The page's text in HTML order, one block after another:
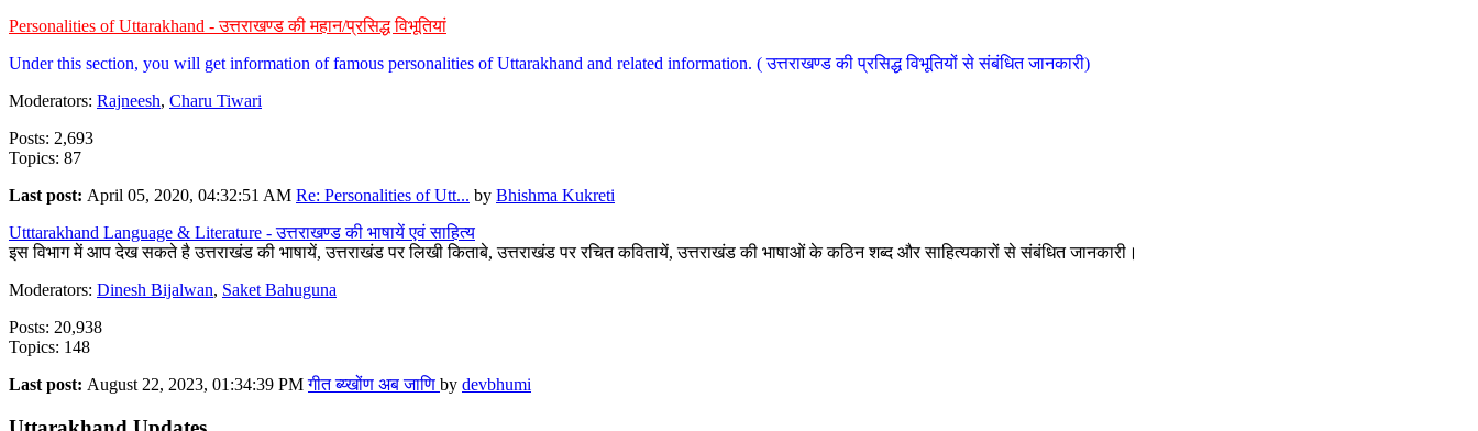
Personalities of Uttarakhand - उत्तराखण्ड की महान/प्रसिद्ध विभूतियां
Under this section, you will get information of famous personalities of Uttarakhand and related information. ( उत्तराखण्ड की प्रसिद्ध विभूतियों से संबंधित जानकारी)
Moderators: Rajneesh, Charu Tiwari
Posts: 2,693
Topics: 87
Last post: April 05, 2020, 04:32:51 AM Re: Personalities of Utt... by Bhishma Kukreti
Utttarakhand Language & Literature - उत्तराखण्ड की भाषायें एवं साहित्य
इस विभाग में आप देख सकते है उत्तराखंड की भाषायें, उत्तराखंड पर लिखी किताबे, उत्तराखंड पर रचित कवितायें, उत्तराखंड की भाषाओं के कठिन शब्द और साहित्यकारों से संबंधित जानकारी।
Moderators: Dinesh Bijalwan, Saket Bahuguna
Posts: 20,938
Topics: 148
Last post: August 22, 2023, 01:34:39 PMगीत ब्य्खोंण अब जाणि by devbhumi